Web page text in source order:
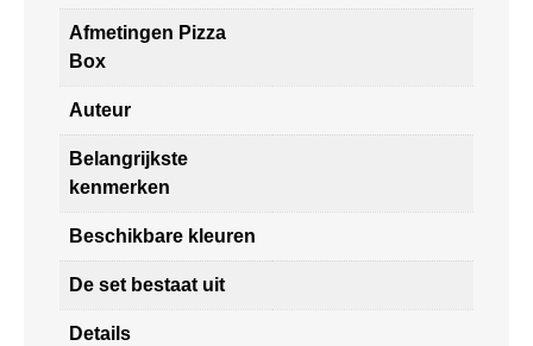
Afmetingen Pizza
Box
Auteur
Belangrijkste
kenmerken
Beschikbare kleuren
De set bestaat uit
Details